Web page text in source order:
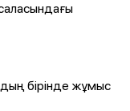
бірінде жұмыс